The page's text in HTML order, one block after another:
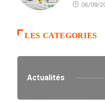
06/08/
LES CATEGORIES
Actualités